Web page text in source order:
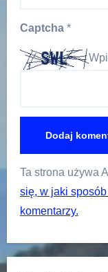
Captcha *
Ta strona używa
się, w jaki
komentarzy.